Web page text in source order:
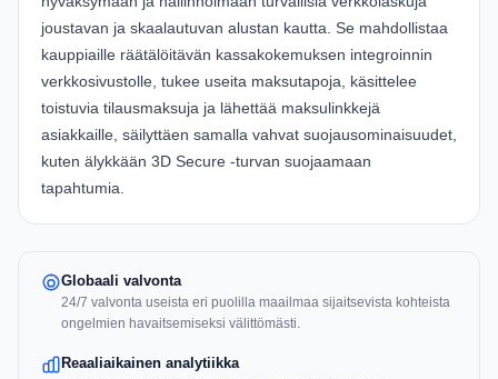
joustavan ja skaalautuvan alustan kautta. Se mahdollistaa
kauppiaille räätälöitävän kassakokemuksen integroinnin
verkkosivustolle, tukee useita maksutapoja, käsittelee
toistuvia tilausmaksuja ja lähettää maksulinkkejä
asiakkaille, säilyttäen samalla vahvat suojausominaisuudet,
kuten älykkään 3D Secure -turvan suojaamaan
tapahtumia.
Globaali valvonta
24/7 valvonta useista eri puolilla maailmaa sijaitsevista kohteista
ongelmien havaitsemiseksi välittömästi.
Reaaliaikainen analytiikka